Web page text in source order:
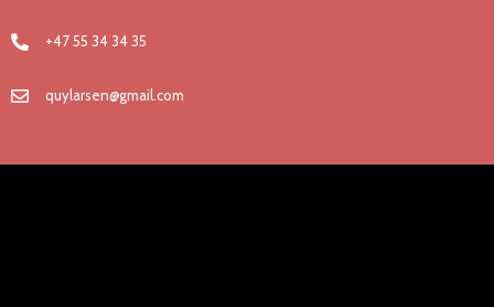
+47 55 34 34 35
quylarsen@gmail.com